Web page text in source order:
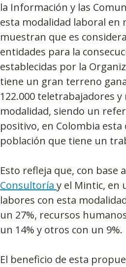
la Información y las
esta modalidad laboral en
muestran que es
entidades para la
establecidas por la
tiene un gran terreno
122.000 teletrabajadores
modalidad, siendo un
positivo, en Colombia
población que tiene un
Esto refleja que, con base
Consultoría y el Mintic, en
labores con esta
un 27%, recursos
un 14% y otros con un 9%.
El beneficio de esta